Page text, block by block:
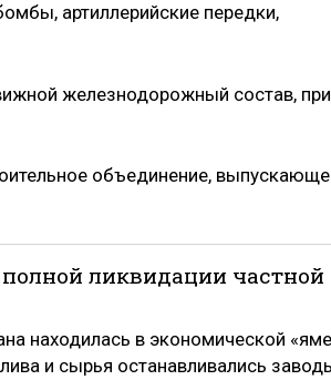
артиллерийские передки,
железнодорожный состав, при
объединение,
ликвидации частной
находилась в экономической
и сырья останавливались